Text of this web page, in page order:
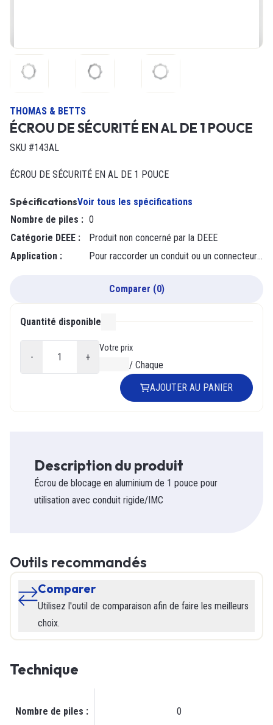
THOMAS & BETTS
ÉCROU DE SÉCURITÉ EN AL DE 1 POUCE
SKU #143AL
ÉCROU DE SÉCURITÉ EN AL DE 1 POUCE
SpécificationsVoir tous les spécifications
Nombre de piles : 0
Catégorie DEEE :
Produit non concerné par la DEEE
Application : Pour raccorder un conduit ou un connecteur fileté extérieurement à une ouverture sans filetage dans une boîte ou un boîtier.
Comparer (0)
Quantité disponible
- +
Votre prix
/ Chaque
AJOUTER AU PANIER
Description du produit
Écrou de blocage en aluminium de 1 pouce pour
utilisation avec conduit rigide/IMC
Outils recommandés
Comparer
Utilisez l'outil de comparaison afin de faire les meilleurs
choix.
Technique
Nombre de piles : 0